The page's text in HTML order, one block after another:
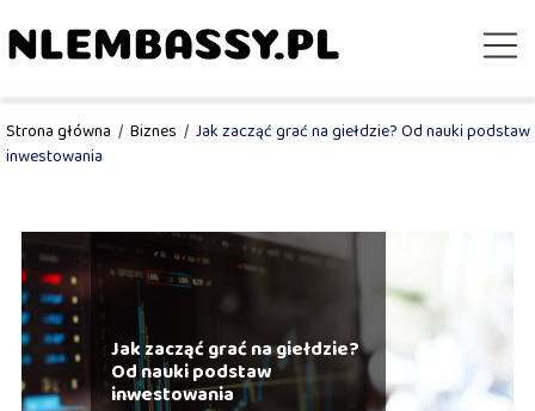
Strona główna / Biznes / Jak zacząć grać na giełdzie? Od nauki podstaw
inwestowania
Jak zacząć grać na giełdzie?
Od nauki podstaw
inwestowania